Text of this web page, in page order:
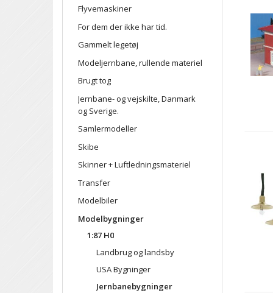
Flyvemaskiner
For dem der ikke har tid.
Gammelt legetøj
Modeljernbane, rullende materiel
Brugt tog
Jernbane- og vejskilte, Danmark
og Sverige.
Samlermodeller
Skibe
Skinner + Luftledningsmateriel
Transfer
Modelbiler
Modelbygninger
1:87 H0
Landbrug og landsby
USA Bygninger
Jernbanebygninger